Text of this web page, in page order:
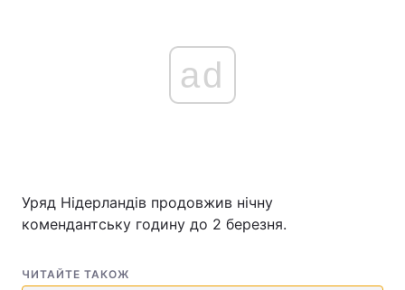
Головна
ad
Уряд Нідерландів продовжив нічну
комендантську годину до 2 березня.
ЧИТАЙТЕ ТАКОЖ